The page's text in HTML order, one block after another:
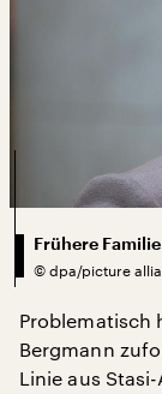
Frühere
© dpa/picture
Problematisch
Bergmann
Linie aus